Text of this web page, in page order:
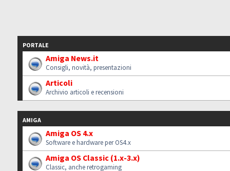
PORTALE
Amiga News.it
Consigli, novità, presentazioni
Articoli
Archivio articoli e recensioni
AMIGA
Amiga OS 4.x
Software e hardware per OS4.x
Amiga OS Classic (1.x-3.x)
Classic, anche retrogaming